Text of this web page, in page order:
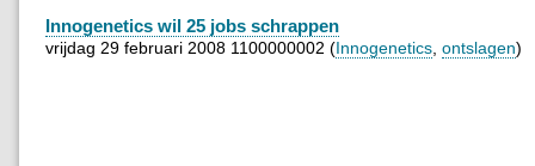
Innogenetics wil 25 jobs schrappen
vrijdag 29 februari 2008 1100000002 (Innogenetics ontslagen)